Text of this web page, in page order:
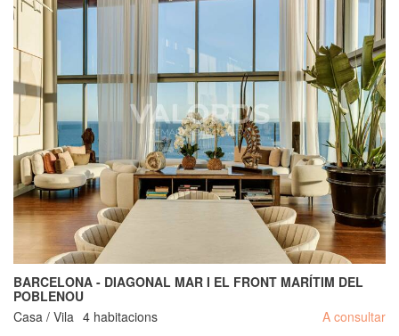
BARCELONA - DIAGONAL MAR I EL FRONT MARÍTIM DEL
POBLENOU
Casa / Vila 4 habitacions A consultar